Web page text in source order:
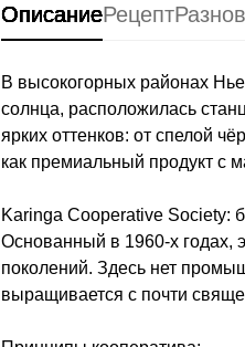
ОписаниеРецепт
В высокогорных районах
солнца, расположилась
ярких оттенков: от спелой
как премиальный продукт с
Karinga Cooperative Society:
Основанный в 1960-х годах,
поколений. Здесь нет
выращивается с почти